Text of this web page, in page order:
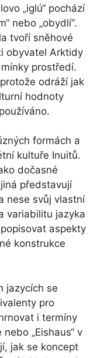
„iglú“ pochází
nebo „obydlí“.
tvoří sněhové
obyvatel Arktidy
prostředí.
odráží jak
hodnoty
formách a
kultuře Inuitů.
dočasné
představují
nese svůj vlastní
variabilitu jazyka
aspekty
konstrukce
jazycích se
pro
i termíny
„Eishaus“ v
jak se koncept